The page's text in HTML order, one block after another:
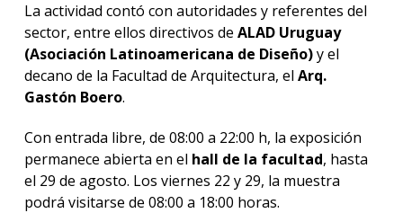
La actividad contó con autoridades y referentes del
sector, entre ellos directivos de ALAD Uruguay
(Asociación Latinoamericana de Diseño)y el
decano de la Facultad de Arquitectura, el Arq.
Gastón Boero.
Con entrada libre, de 08:00 a 22:00 h, la exposición
permanece abierta en el hall de la facultad, hasta
el 29 de agosto. Los viernes 22 y 29, la muestra
podrá visitarse de 08:00 a 18:00 horas.